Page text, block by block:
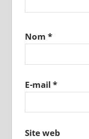
Nom *
E-mail *
Site web